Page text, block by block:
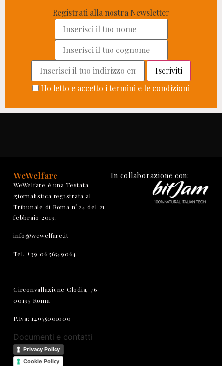
Registrati alla nostra Newsletter
Ho letto e accetto i termini e le condizioni
WeWelfare
WeWelfare è una Testata
giornalistica registrata al
Tribunale di Roma n°24 del 21
febbraio 2019.
info@wewelfare.it
Tel. +39 06 56549064
Circonvallazione Clodia, 76
00195 Roma
P.Iva: 14975001000
Documenti e contatti
Privacy Policy
Cookie Policy
In collaborazione con: